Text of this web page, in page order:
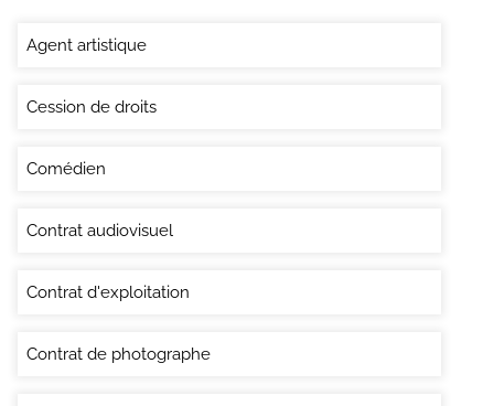
Agent artistique
Cession de droits
Comédien
Contrat audiovisuel
Contrat d'exploitation
Contrat de photographe